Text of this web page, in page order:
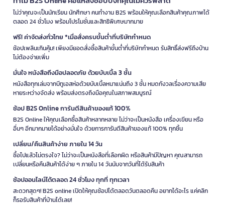
ไม่ว่าคุณจะเป็นนักเรียน นักศึกษา คนทำงาน B2S พร้อมให้คุณเลือกสินค้าคุณภาพได้
ตลอด 24 ชั่วโมง พร้อมโปรโมชั่นและสิทธิพิเศษมากมาย
ฟรี! ค่าจัดส่งทั่วไทย *เมื่อสั่งครบขั้นต่ำที่บริษัทกำหนด
ช้อปเพลินเกินคุ้ม! เพียงมียอดสั่งซื้อสินค้าขั้นต่ำที่บริษัทกำหนด รับสิทธิ์ส่งฟรีถึงบ้าน
ไม่ต้องจ่ายเพิ่ม
มั่นใจ หนังสือถึงมือปลอดภัย ด้วยบับเบิ้ล 3 ชั้น
หนังสือทุกเล่มจากบีทูเอสห่อด้วยบับเบิ้ลหนาแน่นถึง 3 ชั้น หมดกังวลเรื่องความเสีย
หายระหว่างจัดส่ง พร้อมส่งตรงถึงมือคุณในสภาพสมบูรณ์
ช้อป B2S Online การันตีสินค้าของแท้ 100%
B2S Online ให้คุณเลือกซื้อสินค้าหลากหลาย ไม่ว่าจะเป็นหนังสือ เครื่องเขียน หรือ
อื่นๆ อีกมากมายได้อย่างมั่นใจ ด้วยการการันตีสินค้าของแท้ 100% ทุกชิ้น
เปลี่ยน/คืนสินค้าง่าย ภายใน 14 วัน
ซื้อไปแล้วไม่ตรงใจ? ไม่ว่าจะเป็นหนังสือที่เลือกผิด หรือสินค้ามีปัญหา คุณสามารถ
เปลี่ยนหรือคืนสินค้าได้ง่าย ๆ ภายใน 14 วันนับจากวันที่ได้รับสินค้า
ช้อปออนไลน์ได้ตลอด 24 ชั่วโมง ทุกที่ ทุกเวลา
สะดวกสุดๆ! B2S online เปิดให้คุณช้อปได้ตลอดวันตลอดคืน อยากได้อะไร แค่คลิก
ก็รอรับสินค้าที่บ้านได้เลย!